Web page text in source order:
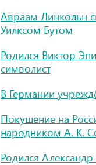
Авраам Линкольн
Уилксом Бутом
Родился Виктор
символист
В Германии
Покушение на
народником А. К.
Родился